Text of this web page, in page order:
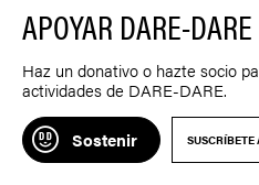
APOYAR DARE-DARE
Haz un donativo o hazte socio
actividades de DARE-DARE.
Sostenir